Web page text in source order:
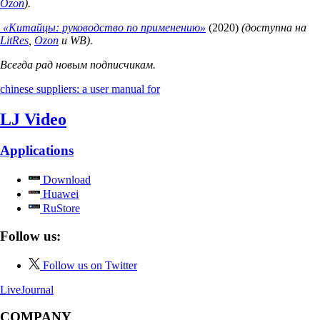
Ozon).
«Китайцы: руководство по применению» (2020) (доступна на
LitRes Ozon и WB).
Всегда рад новым подписчикам.
chinese suppliers: a user manual for
LJ Video
Applications
Download
Huawei
RuStore
Follow us:
Follow us on Twitter
LiveJournal
COMPANY